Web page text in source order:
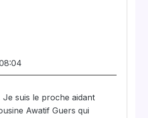
Je suis le proche aidant
Awatif Guers qui